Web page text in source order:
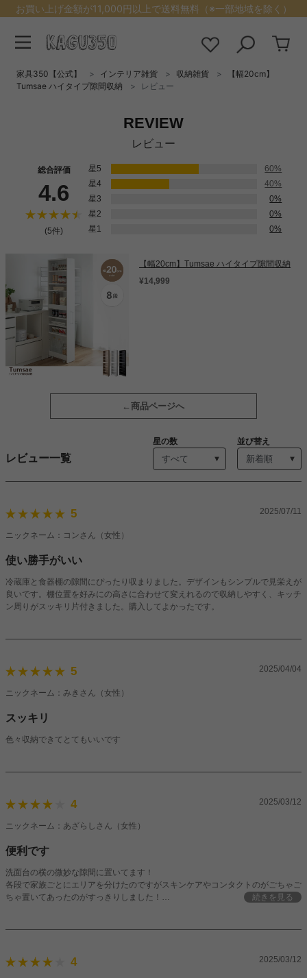
お買い上げ金額が11,000円以上で送料無料（※一部地域を除く）
家具350【公式】 インテリア雑貨 収納雑貨
【幅20cm】
Tumsae ハイタイプ隙間収納
レビュー
REVIEW
レビュー
【幅20cm】Tumsae ハイタイプ隙間収納
¥14,999
総合評価
4.6
(5件)
星5
60%
星4
40%
星3
0%
星2
0%
星1
0%
商品ページへ
レビュー一覧
星の数 並び替え
5 2025/07/11
ニックネーム：コンさん（女性）
使い勝手がいい
冷蔵庫と食器棚の隙間にぴったり収まりました。デザインもシンプルで見栄えが
良いです。棚位置を好みにの高さに合わせて変えれるので収納しやすく、キッチ
ン周りがスッキリ片付きました。購入してよかったです。
5 2025/04/04
ニックネーム：みきさん（女性）
スッキリ
色々収納できてとてもいいです
4 2025/03/12
ニックネーム：あざらしさん（女性）
便利です
洗面台の横の微妙な隙間に置いてます！
各段で家族ごとにエリアを分けたのですがスキンケアやコンタクトのがごちゃご
ちゃ置いてあったのがすっきりしました！
続きを見る
4 2025/03/12